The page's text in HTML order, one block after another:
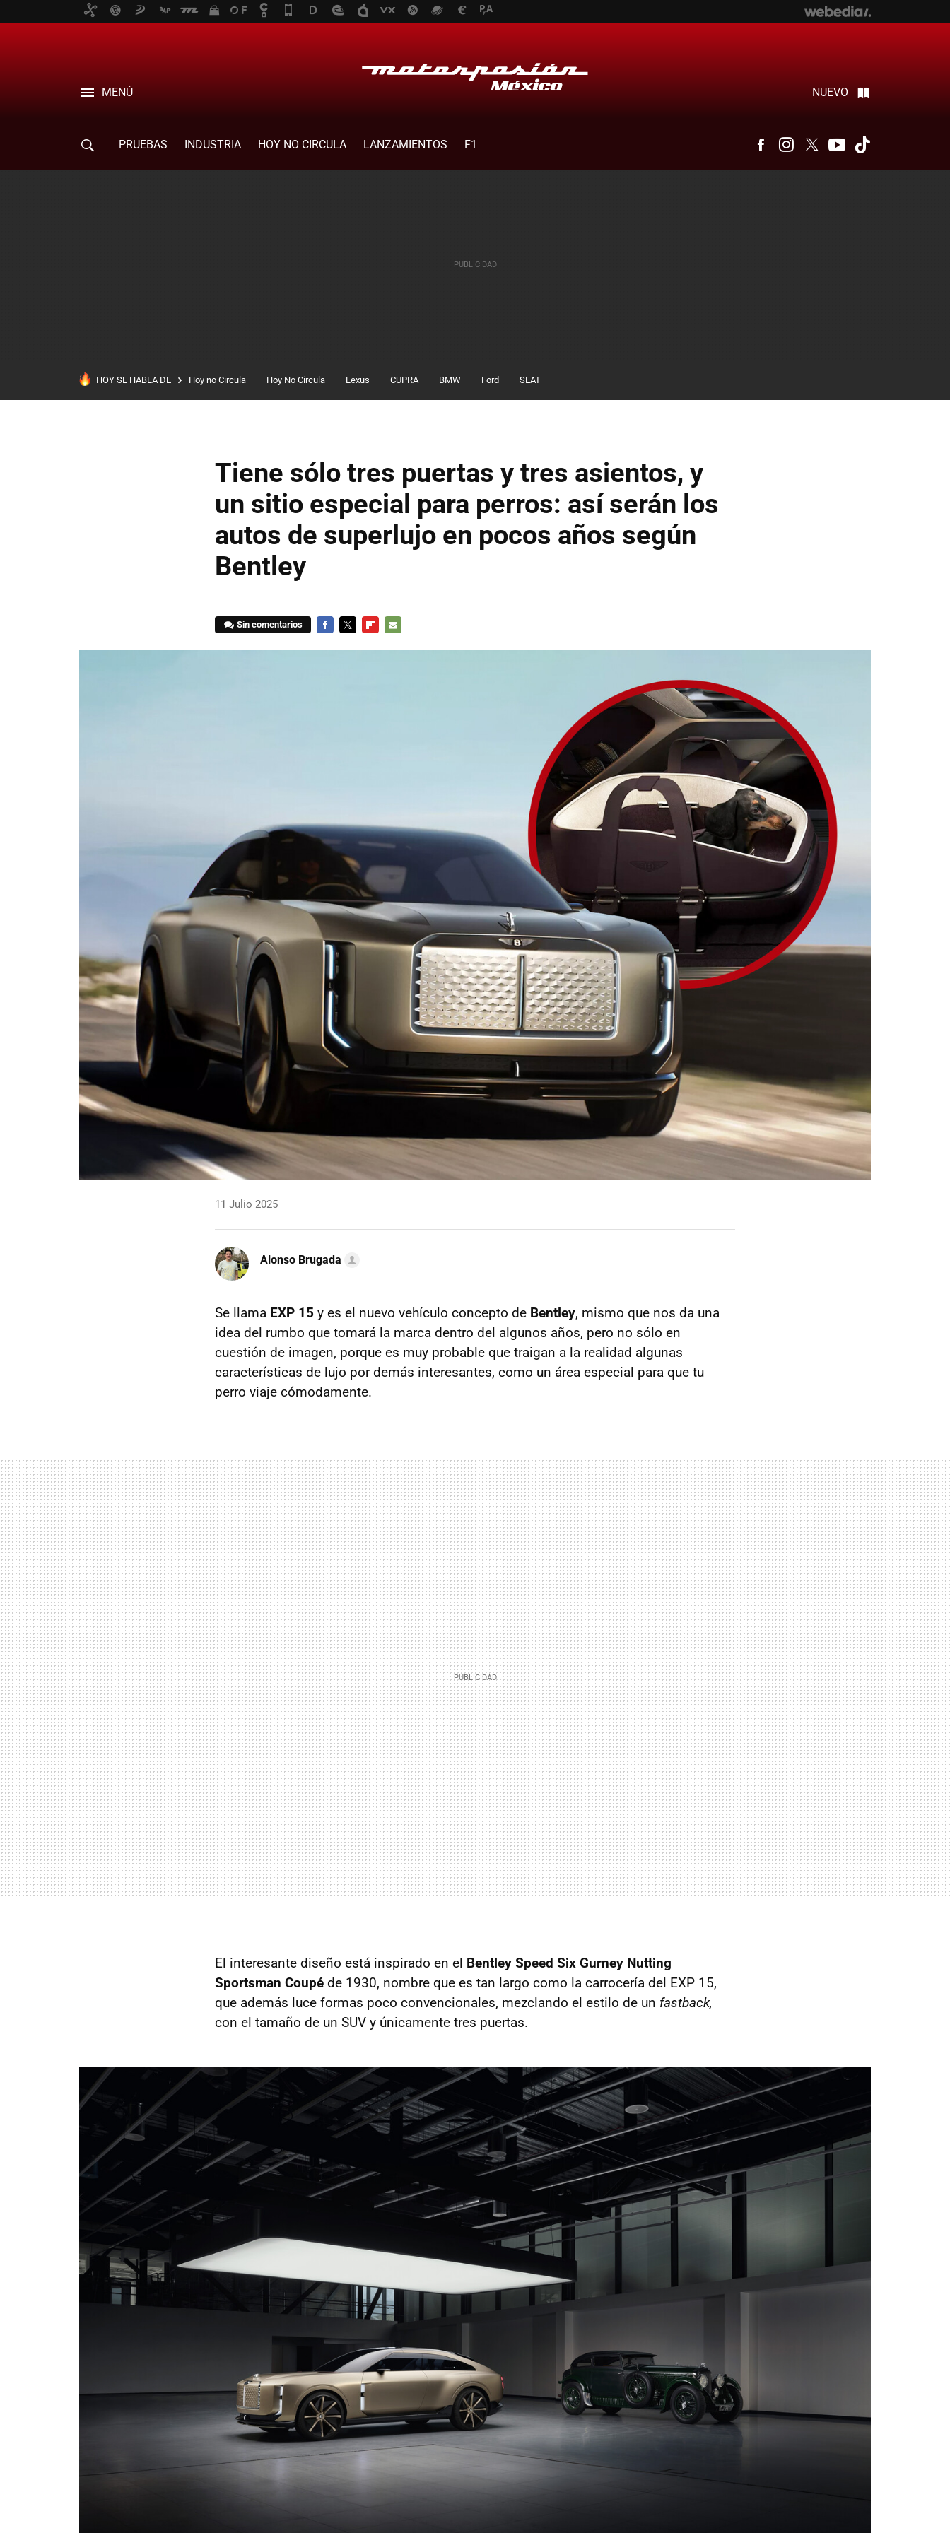
MENÚ NUEVO
PRUEBAS INDUSTRIA HOY NO CIRCULA LANZAMIENTOS F1 FacebookInstagram
Twitter Youtube
HOY SE HABLA DE Hoy no Circula Hoy No Circula Lexus CUPRA BMW Ford SEAT
Tiene sólo tres puertas y tres asientos, y
un sitio especial para perros: así serán los
autos de superlujo en pocos años según
Bentley
Sin comentarios
11 Julio 2025
Alonso Brugada
Se llama EXP 15 y es el nuevo vehículo concepto de Bentley, mismo que nos da una
idea del rumbo que tomará la marca dentro del algunos años, pero no sólo en
cuestión de imagen, porque es muy probable que traigan a la realidad algunas
características de lujo por demás interesantes, como un área especial para que tu
perro viaje cómodamente.
El interesante diseño está inspirado en el Bentley Speed Six Gurney Nutting
Sportsman Coupé de 1930, nombre que es tan largo como la carrocería del EXP 15,
que además luce formas poco convencionales, mezclando el estilo de un fastback,
con el tamaño de un SUV y únicamente tres puertas.